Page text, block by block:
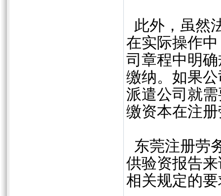
此外，虽然
在实际操作
司章程中明
缴纳。如果
派遣公司就
缴资本在注
东莞注册劳
供验资报告
相关规定的